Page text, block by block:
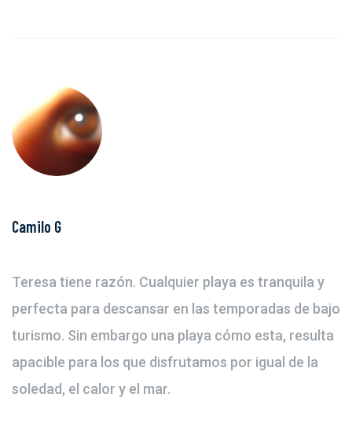
Camilo G
Teresa tiene razón. Cualquier playa es tranquila y
perfecta para descansar en las temporadas de bajo
turismo. Sin embargo una playa cómo esta, resulta
apacible para los que disfrutamos por igual de la
soledad, el calor y el mar.